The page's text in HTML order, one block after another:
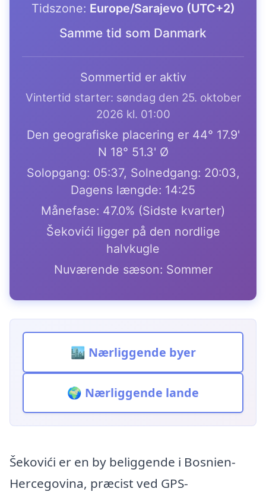
Tidszone: Europe/Sarajevo (UTC+2)
Samme tid som Danmark
Sommertid er aktiv
Vintertid starter: søndag den 25. oktober
2026 kl. 01:00
Den geografiske placering er 44° 17.9'
N 18° 51.3' Ø
Solopgang: 05:37, Solnedgang: 20:03,
Dagens længde: 14:25
Månefase: 47.0% (Sidste kvarter)
Šekovići ligger på den nordlige
halvkugle
Nuværende sæson: Sommer
🏙️ Nærliggende byer
🌍 Nærliggende lande
Šekovići er en by beliggende i Bosnien-
Hercegovina, præcist ved GPS-